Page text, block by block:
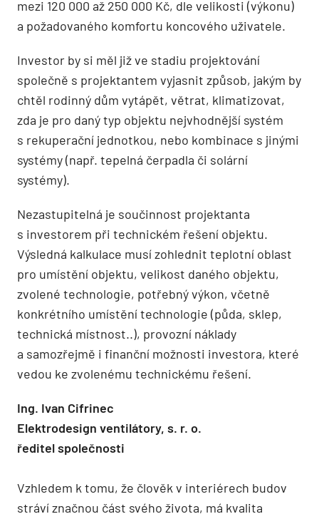
mezi 120 000 až 250 000 Kč, dle velikosti (výkonu)
a požadovaného komfortu koncového uživatele.
Investor by si měl již ve stadiu projektování
společně s projektantem vyjasnit způsob, jakým by
chtěl rodinný dům vytápět, větrat, klimatizovat,
zda je pro daný typ objektu nej­vhodnější systém
s rekuperační jednotkou, nebo kombinace s jinými
systémy (např. tepelná čerpadla či solární
systémy).
Nezastupitelná je součinnost projektanta
s investorem při technickém řešení objektu.
Výsledná kalkulace musí zohlednit teplotní oblast
pro umístění objektu, velikost daného objektu,
zvolené technologie, potřebný výkon, včetně
konkrétního umístění technologie (půda, sklep,
technická místnost..), provozní náklady
a samozřejmě i finanční možnosti investora, které
vedou ke zvolenému technickému řešení.
Ing. Ivan Cifrinec
Elektrodesign ventilátory, s. r. o.
ředitel společnosti
Vzhledem k tomu, že člověk v interiérech budov
stráví značnou část svého života, má kvalita